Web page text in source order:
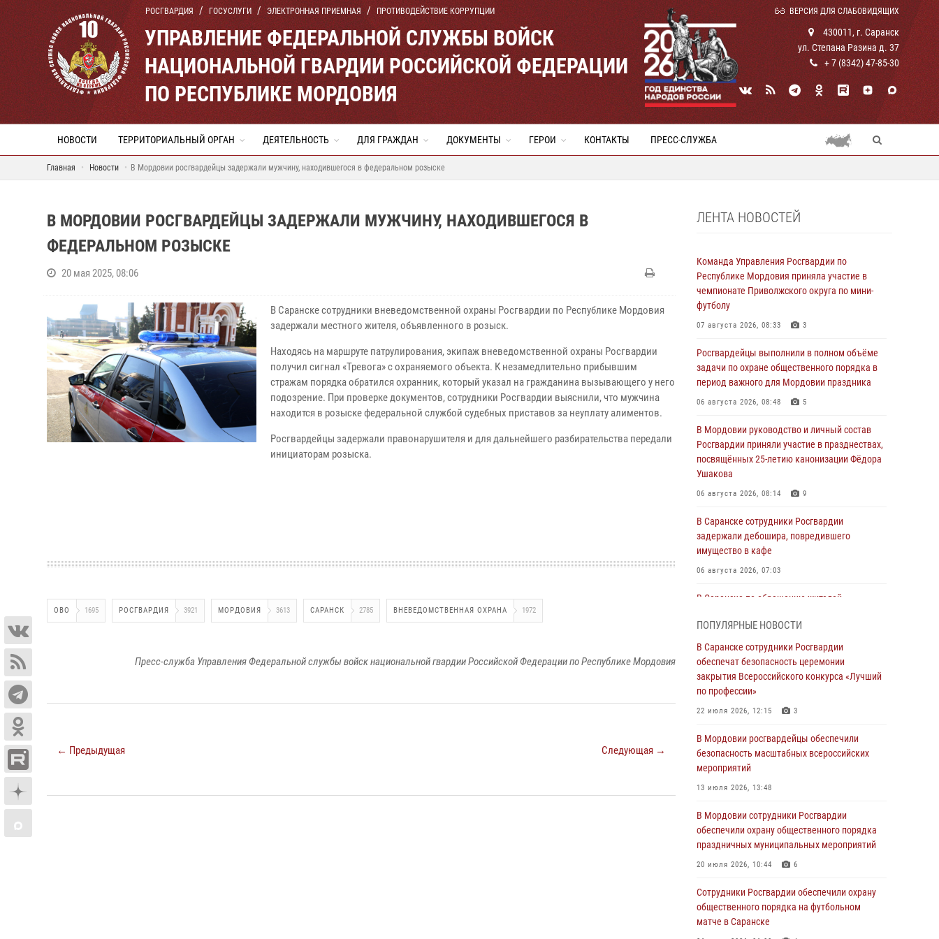
РОСГВАРДИЯ ГОСУСЛУГИ ЭЛЕКТРОННАЯ ПРИЕМНАЯ ПРОТИВОДЕЙСТВИЕ КОРРУПЦИИ ВЕРСИЯ ДЛЯ СЛАБОВИДЯЩИХ
УПРАВЛЕНИЕ ФЕДЕРАЛЬНОЙ СЛУЖБЫ ВОЙСК
НАЦИОНАЛЬНОЙ ГВАРДИИ РОССИЙСКОЙ ФЕДЕРАЦИИ
ПО РЕСПУБЛИКЕ МОРДОВИЯ
430011, г. Саранск
ул. Степана Разина д. 37
+ 7 (8342) 47-85-30
НОВОСТИ ТЕРРИТОРИАЛЬНЫЙ ОРГАН ДЕЯТЕЛЬНОСТЬ ДЛЯ ГРАЖДАН ДОКУМЕНТЫ ГЕРОИ КОНТАКТЫ ПРЕСС-СЛУЖБА
Главная Новости В Мордовии росгвардейцы задержали мужчину, находившегося в федеральном розыске
В МОРДОВИИ РОСГВАРДЕЙЦЫ ЗАДЕРЖАЛИ МУЖЧИНУ, НАХОДИВШЕГОСЯ В
ФЕДЕРАЛЬНОМ РОЗЫСКЕ
20 мая 2025, 08:06
В Саранске сотрудники вневедомственной охраны Росгвардии по Республике Мордовия
задержали местного жителя, объявленного в розыск.
Находясь на маршруте патрулирования, экипаж вневедомственной охраны Росгвардии
получил сигнал «Тревога» с охраняемого объекта. К незамедлительно прибывшим
стражам порядка обратился охранник, который указал на гражданина вызывающего у него
подозрение. При проверке документов, сотрудники Росгвардии выяснили, что мужчина
находится в розыске федеральной службой судебных приставов за неуплату алиментов.
Росгвардейцы задержали правонарушителя и для дальнейшего разбирательства передали
инициаторам розыска.
ОВО 1695 РОСГВАРДИЯ 3921 МОРДОВИЯ 3613 САРАНСК 2785 ВНЕВЕДОМСТВЕННАЯ ОХРАНА 1972
Пресс-служба Управления Федеральной службы войск национальной гвардии Российской Федерации по Республике Мордовия
← Предыдущая Следующая →
ЛЕНТА НОВОСТЕЙ
Команда Управления Росгвардии по
Республике Мордовия приняла участие в
чемпионате Приволжского округа по мини-
футболу
07 августа 2026, 08:33 3
Росгвардейцы выполнили в полном объёме
задачи по охране общественного порядка в
период важного для Мордовии праздника
06 августа 2026, 08:48 5
В Мордовии руководство и личный состав
Росгвардии приняли участие в празднествах,
посвящённых 25-летию канонизации Фёдора
Ушакова
06 августа 2026, 08:14 9
В Саранске сотрудники Росгвардии
задержали дебошира, повредившего
имущество в кафе
06 августа 2026, 07:03
В Саранске по обращению жителей
незамедлительно
05 августа 2026, 15:04
В Саранске сотрудники Росгвардии
задержали мужчину, подозреваемого в
причинении телесных повреждений супруге
Росгвардейцы обеспечили общественную
безопасность во время проведения
Помощь из Мордовии защитникам Отечества:
центр лицензионно-разрешительной работы
передал очередную партию вооружения в
04 августа 2026, 11:13 3
Сотрудники Росгвардии Мордовии стали
призерами республиканских соревнований по
ПОПУЛЯРНЫЕ НОВОСТИ
В Саранске сотрудники Росгвардии
обеспечат безопасность церемонии
закрытия Всероссийского конкурса «Лучший
по профессии»
22 июля 2026, 12:15 3
В Мордовии росгвардейцы обеспечили
безопасность масштабных всероссийских
мероприятий
13 июля 2026, 13:48
В Мордовии сотрудники Росгвардии
обеспечили охрану общественного порядка
праздничных муниципальных мероприятий
20 июля 2026, 10:44 6
Сотрудники Росгвардии обеспечили охрану
общественного порядка на футбольном
матче в Саранске